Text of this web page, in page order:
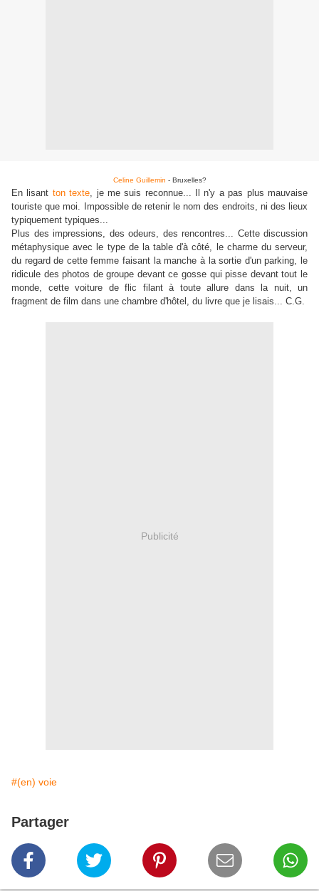
Celine Guillemin - Bruxelles?
En lisant ton texte, je me suis reconnue... Il n'y a pas plus mauvaise
touriste que moi. Impossible de retenir le nom des endroits, ni des lieux
typiquement typiques...
Plus des impressions, des odeurs, des rencontres... Cette discussion
métaphysique avec le type de la table d'à côté, le charme du serveur,
du regard de cette femme faisant la manche à la sortie d'un parking, le
ridicule des photos de groupe devant ce gosse qui pisse devant tout le
monde, cette voiture de flic filant à toute allure dans la nuit, un
fragment de film dans une chambre d'hôtel, du livre que je lisais... C.G.
Publicité
#(en) voie
Partager